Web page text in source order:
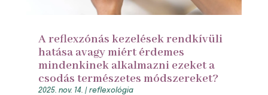
A reflexzónás kezelések rendkívüli
hatása avagy miért érdemes
mindenkinek alkalmazni ezeket a
csodás természetes módszereket?
2025. nov. 14. | reflexológia